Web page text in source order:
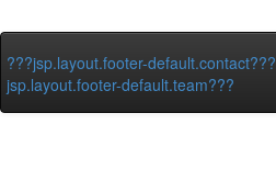
???jsp.layout.footer-default.contact???
jsp.layout.footer-default.team???